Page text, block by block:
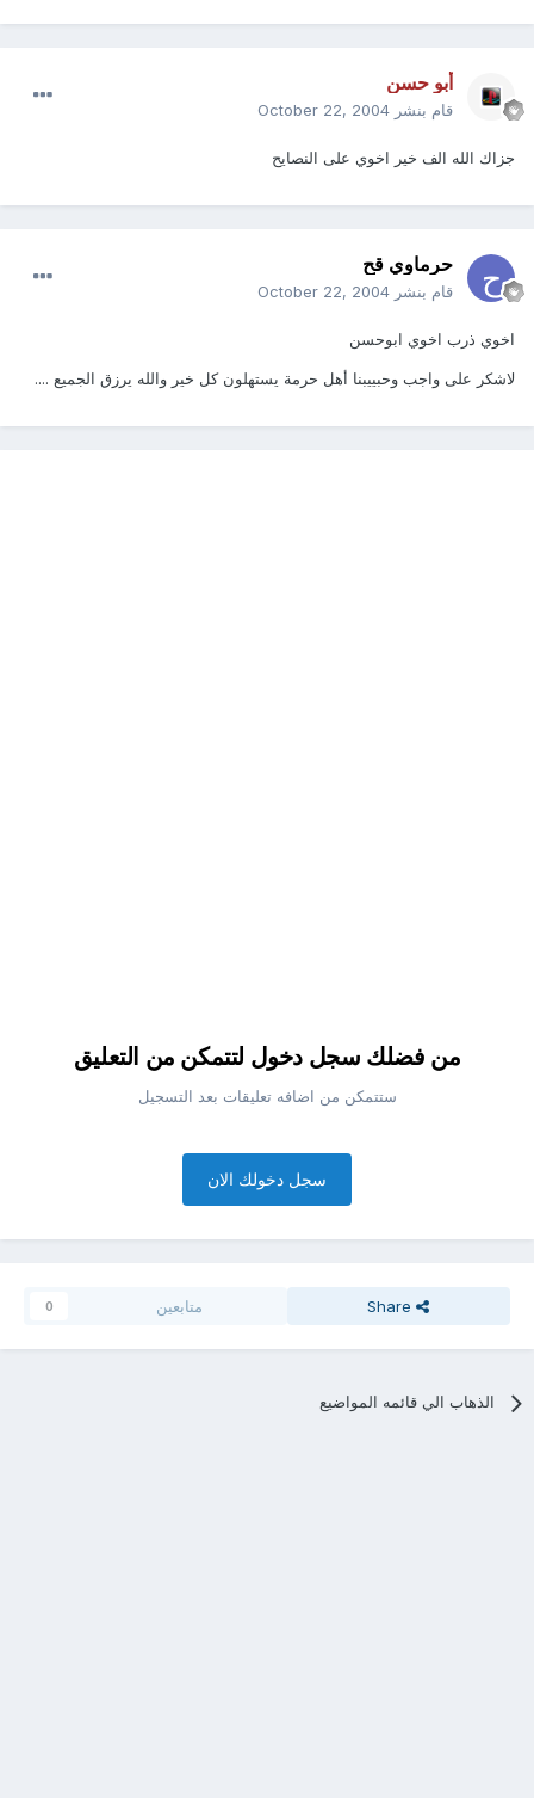
أبو حسن
قام بنشر October 22, 2004
جزاك الله الف خير اخوي على النصايح
حرماوي قح
قام بنشر October 22, 2004
اخوي ذرب اخوي ابوحسن
لاشكر على واجب وحبييبنا أهل حرمة يستهلون كل خير والله يرزق الجميع ....
من فضلك سجل دخول لتتمكن من التعليق
ستتمكن من اضافه تعليقات بعد التسجيل
سجل دخولك الان
Share متابعين 0
الذهاب الي قائمه المواضيع